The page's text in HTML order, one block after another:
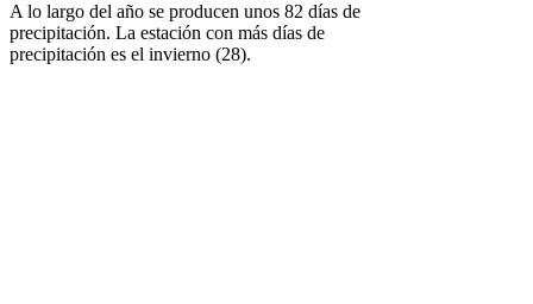
A lo largo del año se producen unos 82 días de
precipitación. La estación con más días de
precipitación es el invierno (28).